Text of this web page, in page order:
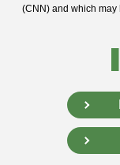
(CNN) and which may